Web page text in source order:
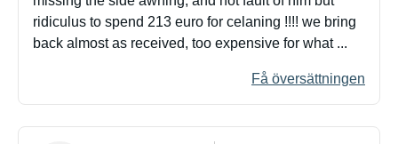
ridiculus to spend 213 euro for celaning !!!! we bring
back almost as received, too expensive for what ...
Få översättningen